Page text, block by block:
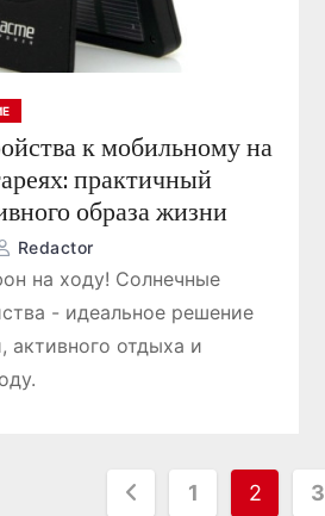
к мобильному на
практичный
образа жизни
Redactor
на ходу! Солнечные
- идеальное решение
активного отдыха и
П 1 2 3